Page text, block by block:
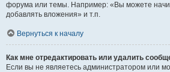
форума или темы. Например: «Вы можете
добавлять вложения» и т.п.
Вернуться к началу
Как мне отредактировать или удалить
Если вы не являетесь администратором или